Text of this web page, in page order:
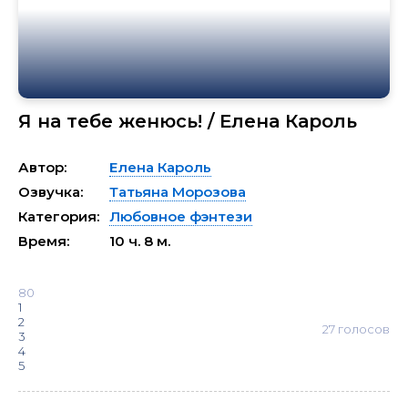
Я на тебе женюсь! / Елена Кароль
Автор:
Елена Кароль
Озвучка:
Татьяна Морозова
Категория: Любовное фэнтези
Время:
10 ч. 8 м.
80
1
2
3
4
5
27 голосов